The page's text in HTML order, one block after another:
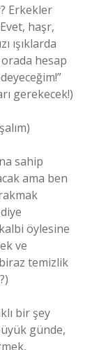
Erkekler
haşr,
ışıklarda
hesap
gerekecek!)
sahip
ama ben
öylesine
ve
temizlik
bir şey
günde,